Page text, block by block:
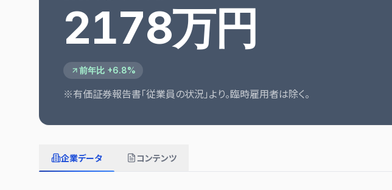
2178万円
前年比 +6.8%
※有価証券報告書「従業員の状況」より。臨時雇用者は除く。
企業データ コンテンツ